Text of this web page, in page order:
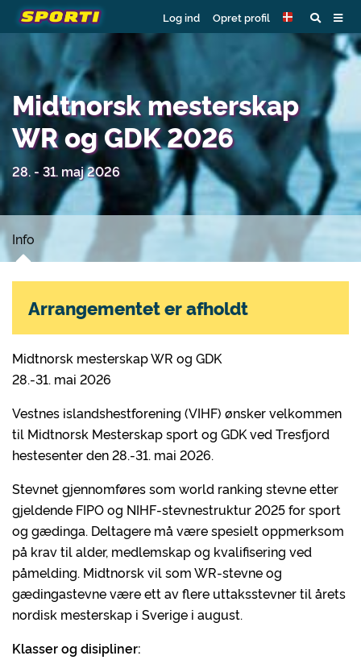
Log ind Opret profil
Midtnorsk mesterskap
WR og GDK 2026
28. - 31. maj 2026
Info
Midtnorsk mesterskap WR og GDK
28.-31. mai 2026
Vestnes islandshestforening (VIHF) ønsker velkommen
til Midtnorsk Mesterskap sport og GDK ved Tresfjord
hestesenter den 28.-31. mai 2026.
Stevnet gjennomføres som world ranking stevne etter
gjeldende FIPO og NIHF-stevnestruktur 2025 for sport
og gædinga. Deltagere må være spesielt oppmerksom
på krav til alder, medlemskap og kvalifisering ved
påmelding. Midtnorsk vil som WR-stevne og
gædingastevne være ett av flere uttaksstevner til årets
nordisk mesterskap i Sverige i august.
Klasser og disipliner:
Arrangementet er afholdt